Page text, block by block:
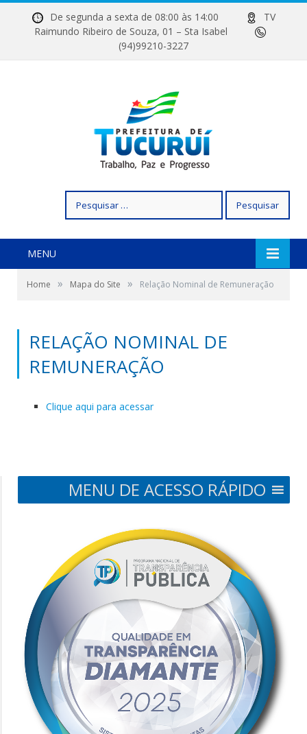
De segunda a sexta de 08:00 às 14:00
TV
Raimundo Ribeiro de Souza, 01 – Sta Isabel
(94)99210-3227
por:
MENU
Home » Mapa do Site » Relação Nominal de Remuneração
RELAÇÃO NOMINAL DE
REMUNERAÇÃO
Clique aqui para acessar
MENU DE ACESSO RÁPIDO